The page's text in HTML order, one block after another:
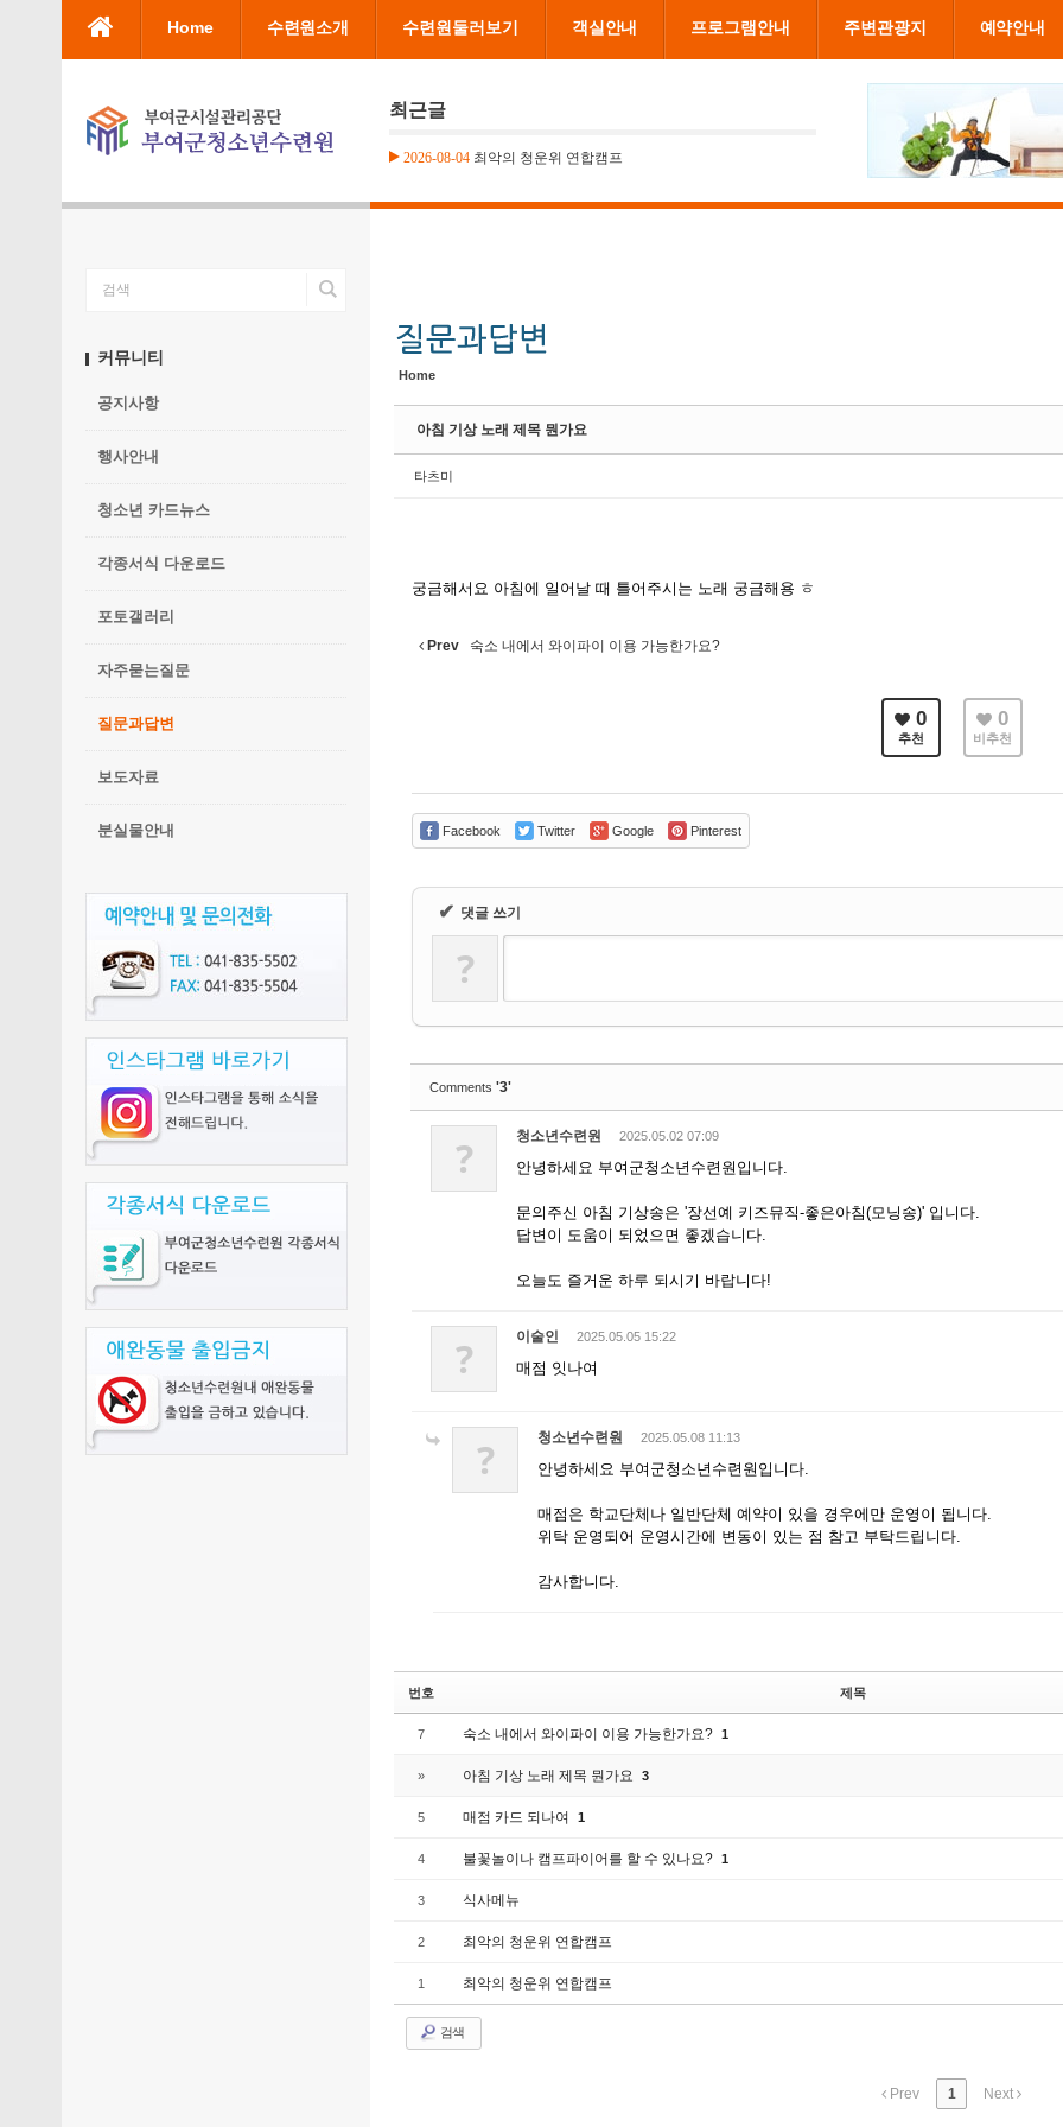
본문으로 바로가기
Home 수련원소개 수련원둘러보기 객실안내 프로그램안내 주변관광지 예약안내
최근글
2026-08-04 최악의 청운위 연합캠프
커뮤니티
공지사항
행사안내
청소년 카드뉴스
각종서식 다운로드
포토갤러리
자주묻는질문
질문과답변
보도자료
분실물안내
Home
아침 기상 노래 제목 뭔가요
타츠미
궁금해서요 아침에 일어날 때 틀어주시는 노래 궁금해용 ㅎ
Prev 숙소 내에서 와이파이 이용 가능한가요?
0
추천
0
비추천
Facebook Twitter Google Pinterest
✔ 댓글 쓰기
?
Comments '3'
? 청소년수련원 2025.05.02 07:09
안녕하세요 부여군청소년수련원입니다.
문의주신 아침 기상송은 '장선예 키즈뮤직-좋은아침(모닝송)' 입니다.
답변이 도움이 되었으면 좋겠습니다.
오늘도 즐거운 하루 되시기 바랍니다!
? 이술인 2025.05.05 15:22
매점 잇나여
? 청소년수련원 2025.05.08 11:13
안녕하세요 부여군청소년수련원입니다.
매점은 학교단체나 일반단체 예약이 있을 경우에만 운영이 됩니다.
위탁 운영되어 운영시간에 변동이 있는 점 참고 부탁드립니다.
감사합니다.
번호 제목
7 숙소 내에서 와이파이 이용 가능한가요? 1
» 아침 기상 노래 제목 뭔가요 3
5 매점 카드 되나여 1
4 불꽃놀이나 캠프파이어를 할 수 있나요? 1
3 식사메뉴
2 최악의 청운위 연합캠프
1 최악의 청운위 연합캠프
검색
Prev 1 Next
Sketchbook5, 스케치북5
Sketchbook5, 스케치북5
Sketchbook5, 스케치북5
Sketchbook5, 스케치북5